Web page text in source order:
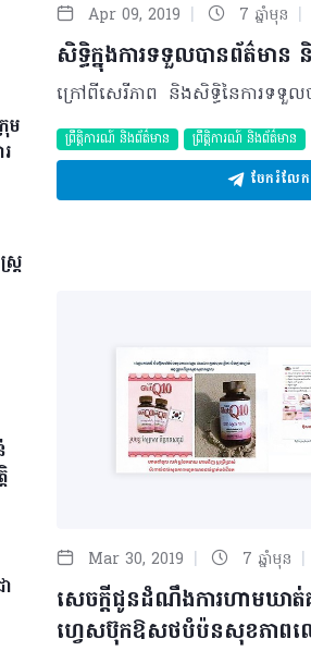
ម
រ
Apr 09, 2019 | 7 ឆ្នាំមុន |
សិទ្ធិក្នុងការទទួលបានព័ត៌មាន​
ព្រឹត្តិការណ៍ និងព័ត៌មាន ព្រឹត្តិការណ៍ និងព័ត៌មាន
ចែករំលែក
Mar 30, 2019 | 7 ឆ្នាំមុន |
សេចក្តីជូនដំណឹងការហាមឃា
ហ្វេសប៊ុកឱសថបំប៉នសុខភាពឈ្